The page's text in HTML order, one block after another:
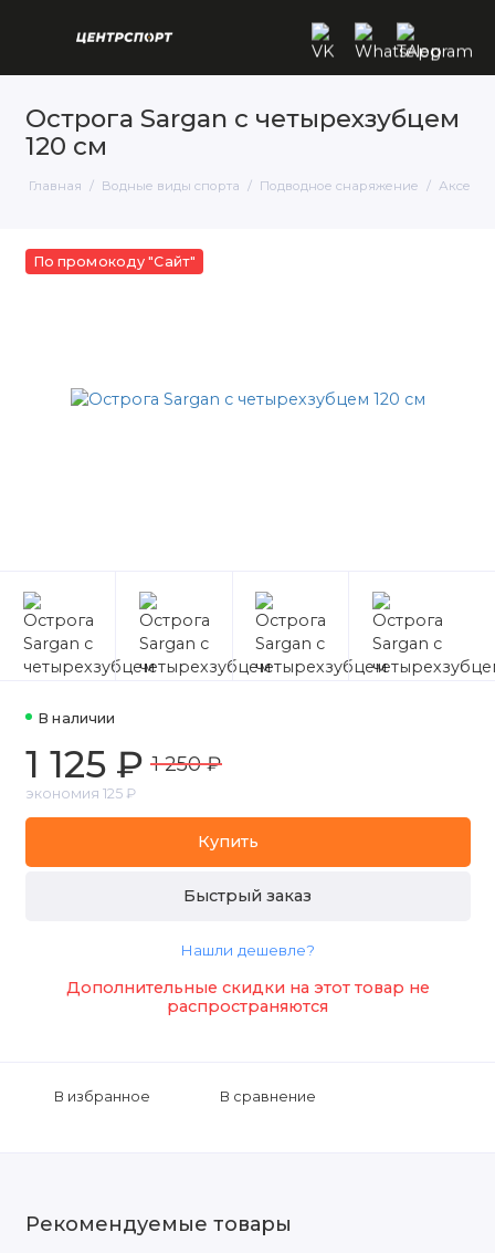
Острога Sargan с четырехзубцем
120 см
Главная Водные виды спорта Подводное снаряжение
По промокоду "Сайт"
В наличии
1 125 ₽ 1 250 ₽
экономия 125 ₽
Купить
Быстрый заказ
Нашли дешевле?
Дополнительные скидки на этот товар не
распространяются
В избранное В сравнение
Рекомендуемые товары